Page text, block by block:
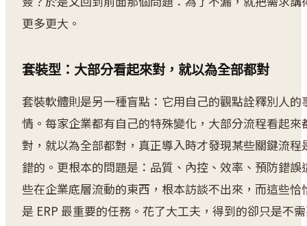
更多更大。
套裝型：大部分看起來對，就以為全部都對
套裝軟體則是另一種盲點：它用自己的觀點詮釋別人的
情。每家企業都有自己的特殊變化，大部分流程看起來
對，就以為全部都對，真正導入時才發現某些關鍵流程
錯的。更根本的問題是：品質、內控、效率、預防錯誤
些在企業底層流動的東西，根本訪談不出來，而這些恰
是 ERP 最重要的任務。花了大工夫，得到的卻只是不